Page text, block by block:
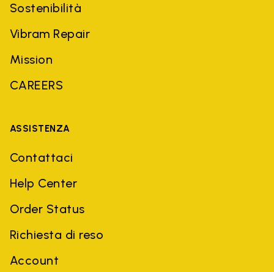
Sostenibilità
Vibram Repair
Mission
CAREERS
ASSISTENZA
Contattaci
Help Center
Order Status
Richiesta di reso
Account